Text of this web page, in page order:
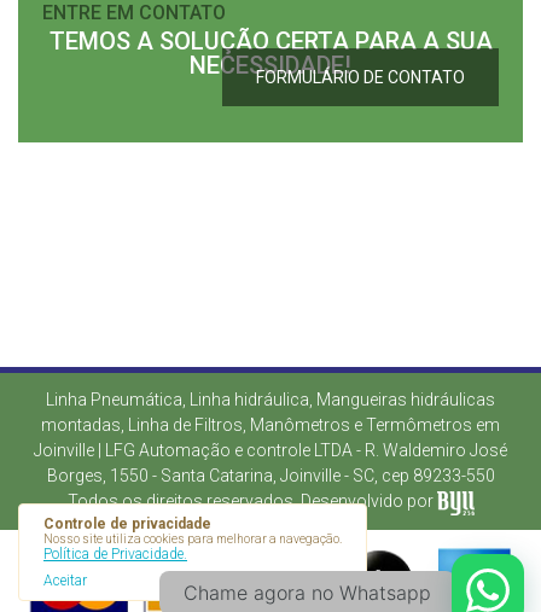
ENTRE EM CONTATO
TEMOS A SOLUÇÃO CERTA PARA A SUA
NECESSIDADE!
FORMULÁRIO DE CONTATO
Linha Pneumática, Linha hidráulica, Mangueiras hidráulicas
montadas, Linha de Filtros, Manômetros e Termômetros em
Joinville | LFG Automação e controle LTDA - R. Waldemiro José
Borges, 1550 - Santa Catarina, Joinville - SC, cep 89233-550
Todos os direitos reservados. Desenvolvido por
Chame agora no Whatsapp
Controle de privacidade
Nosso site utiliza cookies para melhorar a navegação.
Política de Privacidade.
Aceitar